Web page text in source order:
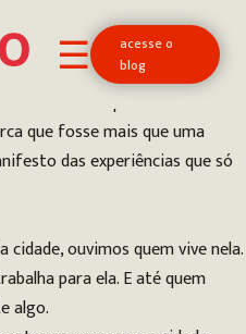
☰
acesse o
blog
HORIZONTE
forma de promover o setor
que fosse mais que uma
das experiências que só
ouvimos quem vive nela.
para ela. E até quem
algo.